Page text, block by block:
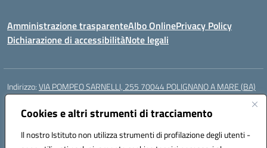
Cookies e altri strumenti di tracciamento
Il nostro Istituto non utilizza strumenti di profilazione degli utenti -
Amministrazione trasparenteAlbo OnlinePrivacy Policy
Dichiarazione di accessibilitàNote legali
Indirizzo:VIA POMPEO SARNELLI, 255 70044 POLIGNANO A MARE (BA)
Centralino:
Posta elettronica certificata (PEC):BAIC87200N@pec.istruzione.it
Codice fiscale: 93423350722